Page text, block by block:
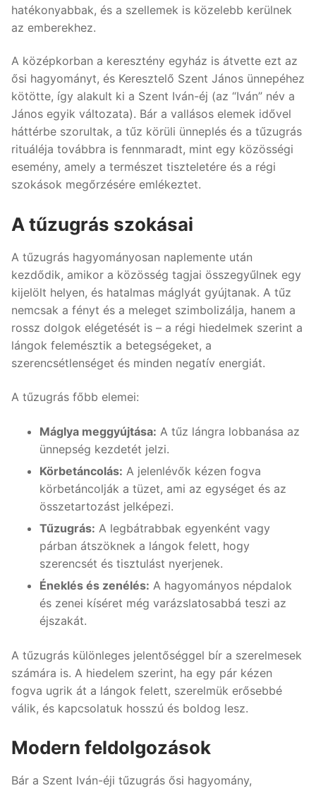
hatékonyabbak, és a szellemek is közelebb kerülnek
az emberekhez.
A középkorban a keresztény egyház is átvette ezt az
ősi hagyományt, és Keresztelő Szent János ünnepéhez
kötötte, így alakult ki a Szent Iván-éj (az “Iván” név a
János egyik változata). Bár a vallásos elemek idővel
háttérbe szorultak, a tűz körüli ünneplés és a tűzugrás
rituáléja továbbra is fennmaradt, mint egy közösségi
esemény, amely a természet tiszteletére és a régi
szokások megőrzésére emlékeztet.
A tűzugrás szokásai
A tűzugrás hagyományosan naplemente után
kezdődik, amikor a közösség tagjai összegyűlnek egy
kijelölt helyen, és hatalmas máglyát gyújtanak. A tűz
nemcsak a fényt és a meleget szimbolizálja, hanem a
rossz dolgok elégetését is – a régi hiedelmek szerint a
lángok felemésztik a betegségeket, a
szerencsétlenséget és minden negatív energiát.
A tűzugrás főbb elemei:
Máglya meggyújtása: A tűz lángra lobbanása az
ünnepség kezdetét jelzi.
Körbetáncolás: A jelenlévők kézen fogva
körbetáncolják a tüzet, ami az egységet és az
összetartozást jelképezi.
Tűzugrás: A legbátrabbak egyenként vagy
párban átszöknek a lángok felett, hogy
szerencsét és tisztulást nyerjenek.
Éneklés és zenélés: A hagyományos népdalok
és zenei kíséret még varázslatosabbá teszi az
éjszakát.
A tűzugrás különleges jelentőséggel bír a szerelmesek
számára is. A hiedelem szerint, ha egy pár kézen
fogva ugrik át a lángok felett, szerelmük erősebbé
válik, és kapcsolatuk hosszú és boldog lesz.
Modern feldolgozások
Bár a Szent Iván-éji tűzugrás ősi hagyomány,